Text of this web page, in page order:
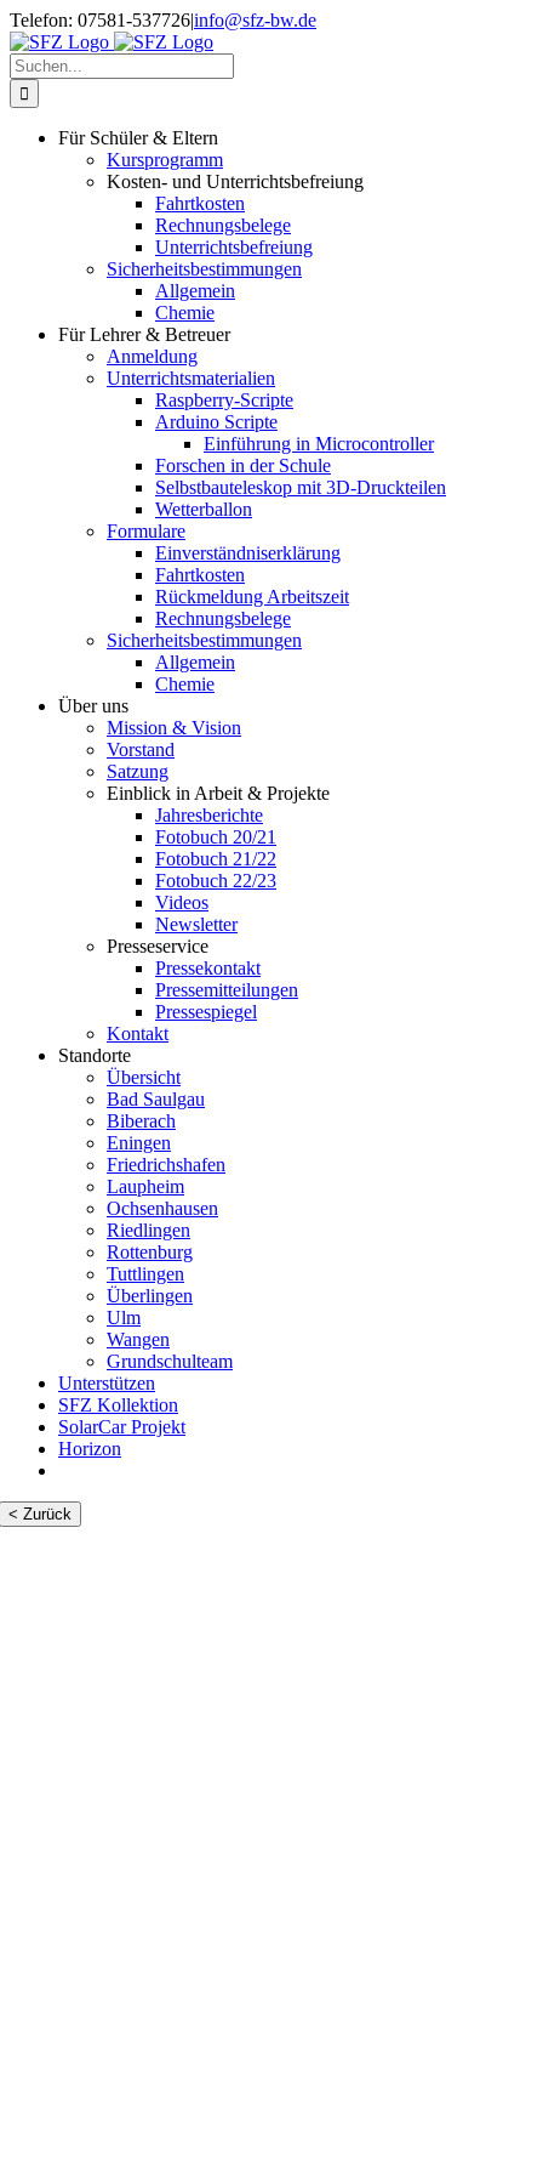
Zum
Inhalt
springen
Telefon: 07581-537726|info@sfz-bw.de
Suche
nach:
Für Schüler & Eltern
Kursprogramm
Kosten- und Unterrichtsbefreiung
Fahrtkosten
Rechnungsbelege
Unterrichtsbefreiung
Sicherheitsbestimmungen
Allgemein
Chemie
Für Lehrer & Betreuer
Anmeldung
Unterrichtsmaterialien
Raspberry-Scripte
Arduino Scripte
Einführung in Microcontroller
Forschen in der Schule
Selbstbauteleskop mit 3D-Druckteilen
Wetterballon
Formulare
Einverständniserklärung
Fahrtkosten
Rückmeldung Arbeitszeit
Rechnungsbelege
Sicherheitsbestimmungen
Allgemein
Chemie
Über uns
Mission & Vision
Vorstand
Satzung
Einblick in Arbeit & Projekte
Jahresberichte
Fotobuch 20/21
Fotobuch 21/22
Fotobuch 22/23
Videos
Newsletter
Presseservice
Pressekontakt
Pressemitteilungen
Pressespiegel
Kontakt
Standorte
Übersicht
Bad Saulgau
Biberach
Eningen
Friedrichshafen
Laupheim
Ochsenhausen
Riedlingen
Rottenburg
Tuttlingen
Überlingen
Ulm
Wangen
Grundschulteam
Unterstützen
SFZ Kollektion
SolarCar Projekt
Horizon
< Zurück